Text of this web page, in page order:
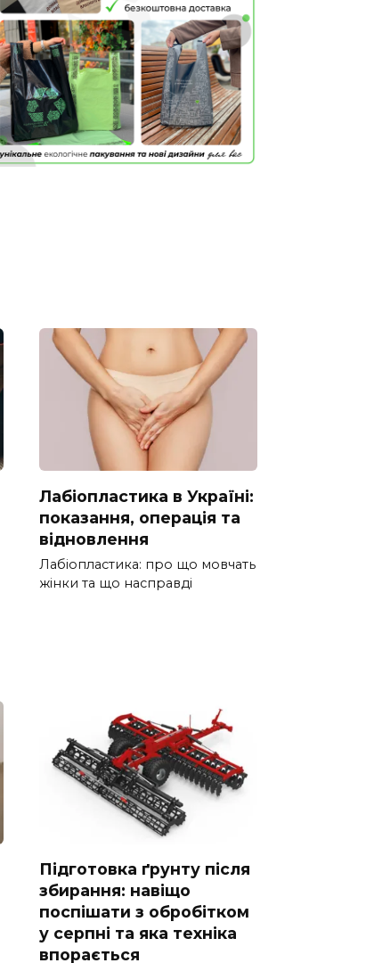
Лабіопластика в Україні:
показання, операція та
відновлення
Лабіопластика: про що мовчать
жінки та що насправді
Підготовка ґрунту після
збирання: навіщо
поспішати з обробітком
у серпні та яка техніка
впорається